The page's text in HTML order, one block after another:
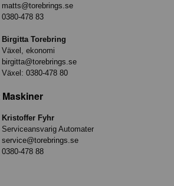
matts@torebrings.se
0380-478 83
Birgitta Torebring
Växel, ekonomi
birgitta@torebrings.se
Växel: 0380-478 80
Kristoffer Fyhr
Serviceansvarig Automater
service@torebrings.se
0380-478 88